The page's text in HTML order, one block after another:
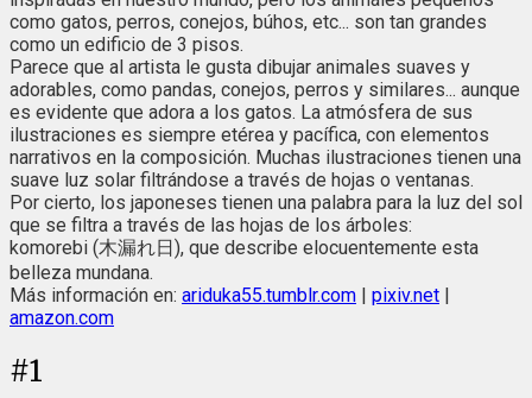
como gatos, perros, conejos, búhos, etc... son tan grandes
como un edificio de 3 pisos.
Parece que al artista le gusta dibujar animales suaves y
adorables, como pandas, conejos, perros y similares... aunque
es evidente que adora a los gatos. La atmósfera de sus
ilustraciones es siempre etérea y pacífica, con elementos
narrativos en la composición. Muchas ilustraciones tienen una
suave luz solar filtrándose a través de hojas o ventanas.
Por cierto, los japoneses tienen una palabra para la luz del sol
que se filtra a través de las hojas de los árboles:
komorebi (木漏れ日), que describe elocuentemente esta
belleza mundana.
Más información en: ariduka55.tumblr.com | pixiv.net |
amazon.com
#1